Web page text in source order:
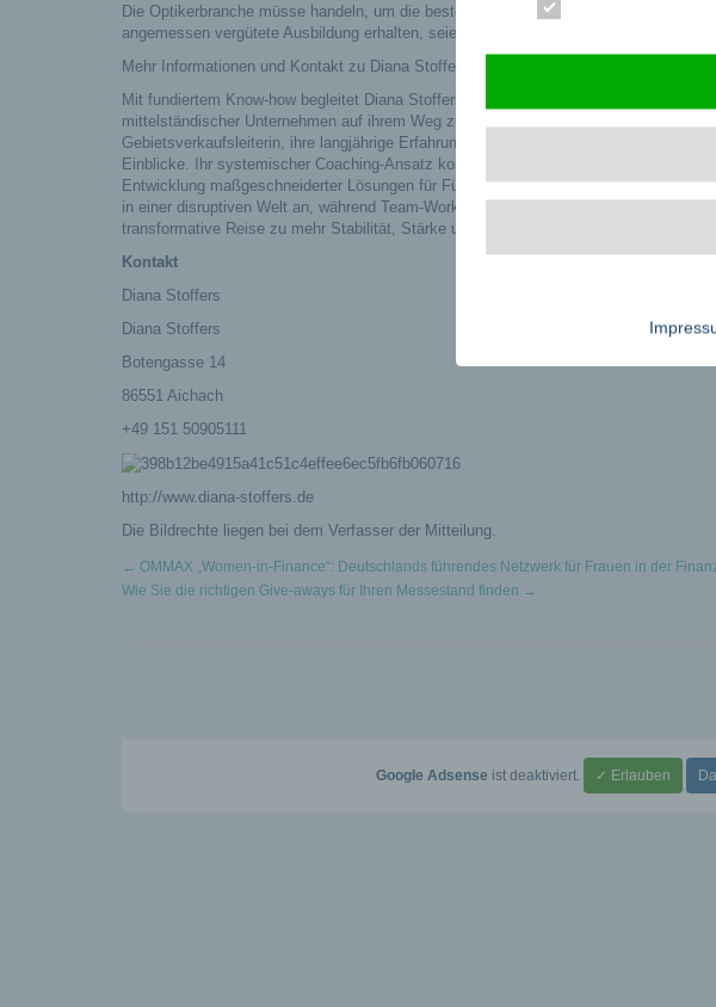
Die Optikerbranche müsse handeln, um die besten Talente nicht an die Konkurrenz
angemessen vergütete Ausbildung erhalten, seien entscheidend für den zukünftigen
Mehr Informationen und Kontakt zu Diana Stoffers – Stabilität trotz Disruption – gibt
Mit fundiertem Know-how begleitet Diana Stoffers als Coach, Beraterin und Vertraute
mittelständischer Unternehmen auf ihrem Weg zu mehr Wirksamkeit, Kompetenz und
Gebietsverkaufsleiterin, ihre langjährige Erfahrung als Trainerin und Dozentin und
Einblicke. Ihr systemischer Coaching-Ansatz konzentriert sich auf die Entfaltung
Entwicklung maßgeschneiderter Lösungen für Führungskräfte und ihre Teams.
in einer disruptiven Welt an, während Team-Workshops auf eine verbesserte
transformative Reise zu mehr Stabilität, Stärke und Ruhe.
Kontakt
Diana Stoffers
Diana Stoffers
Botengasse 14
86551 Aichach
+49 151 50905111
http://www.diana-stoffers.de
Die Bildrechte liegen bei dem Verfasser der Mitteilung.
← OMMAX „Women-in-Finance“: Deutschlands führendes Netzwerk für Frauen in der
Wie Sie die richtigen Give-aways für Ihren Messestand finden →
Google Adsense ist deaktiviert. ✓ Erlauben